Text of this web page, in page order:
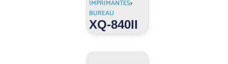
IMPRIMANTES>
BUREAU
XQ-840II